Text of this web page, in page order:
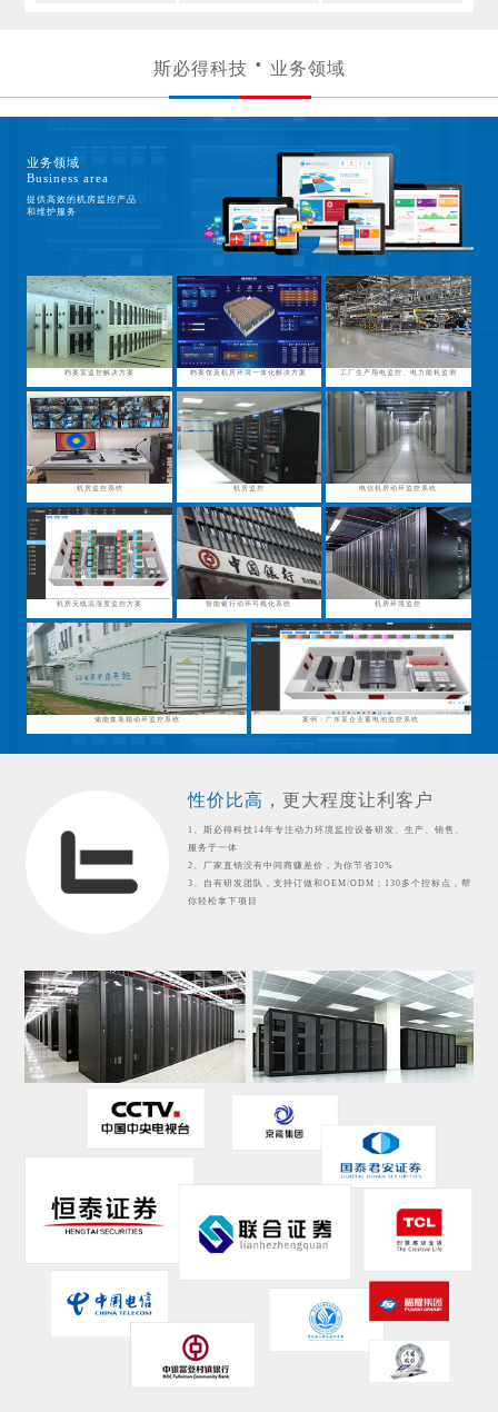
斯必得科技 业务领域
业务领域
Business area
提供高效的机房监控产品
和维护服务
档案室监控解决方案 档案馆及机房环境一体化解决方案 工厂生产用电监控、电力能耗监测
机房监控系统 机房监控 电信机房动环监控系统
机房无线温湿度监控方案 智能银行动环可视化系统 机房环境监控
储能集装箱动环监控系统 案例：广东某企业蓄电池监控系统
性价比高， 更大程度让利客户
1、斯必得科技14年专注动力环境监控设备研发、生产、销售、
服务于一体
2、厂家直销没有中间商赚差价，为你节省30%
3、自有研发团队，支持订做和OEM/ODM；130多个控标点，帮
你轻松拿下项目